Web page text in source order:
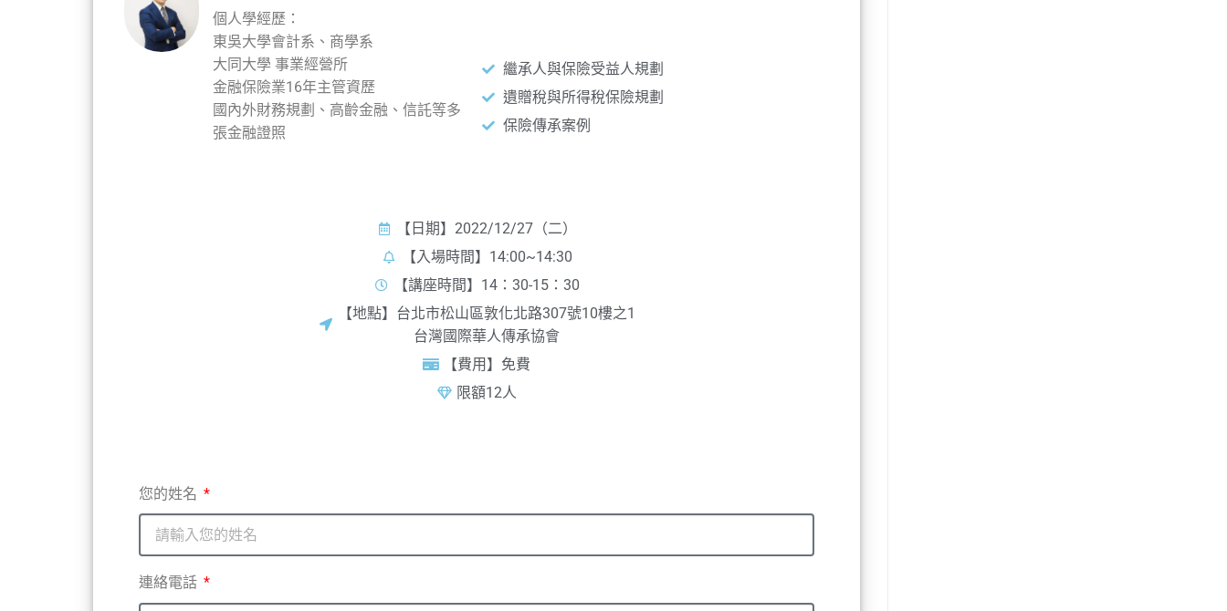
個人學經歷：
東吳大學會計系、商學系
大同大學 事業經營所
金融保險業16年主管資歷
國內外財務規劃、高齡金融、信託等多
張金融證照
繼承人與保險受益人規劃
遺贈稅與所得稅保險規劃
保險傳承案例
【日期】2022/12/27（二）
【入場時間】14:00~14:30
【講座時間】14：30-15：30
【地點】台北市松山區敦化北路307號10樓之1
台灣國際華人傳承協會
【費用】免費
限額12人
您的姓名
連絡電話